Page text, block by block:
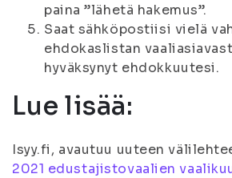
paina ”lähetä hakemus”.
Saat sähköpostiisi vielä
ehdokaslistan
hyväksynyt ehdokkuutesi.
Lue lisää:
Isyy.fi, avautuu uuteen
2021 edustajistovaalien